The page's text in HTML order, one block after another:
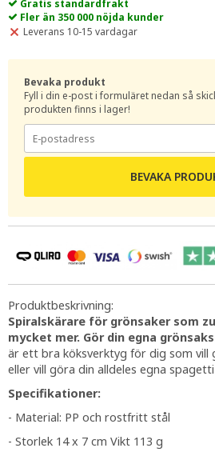
Gratis standardfrakt
Fler än 350 000 nöjda kunder
Leverans 10-15 vardagar
Bevaka produkt
Fyll i din e-post i formuläret nedan så
produkten finns i lager!
BEVAKA
Produktbeskrivning:
Spiralskärare för grönsaker som
mycket mer. Gör din egna
är ett bra köksverktyg för dig som vill
eller vill göra din alldeles egna
Specifikationer:
- Material: PP och rostfritt stål
- Storlek 14 x 7 cm Vikt 113 g